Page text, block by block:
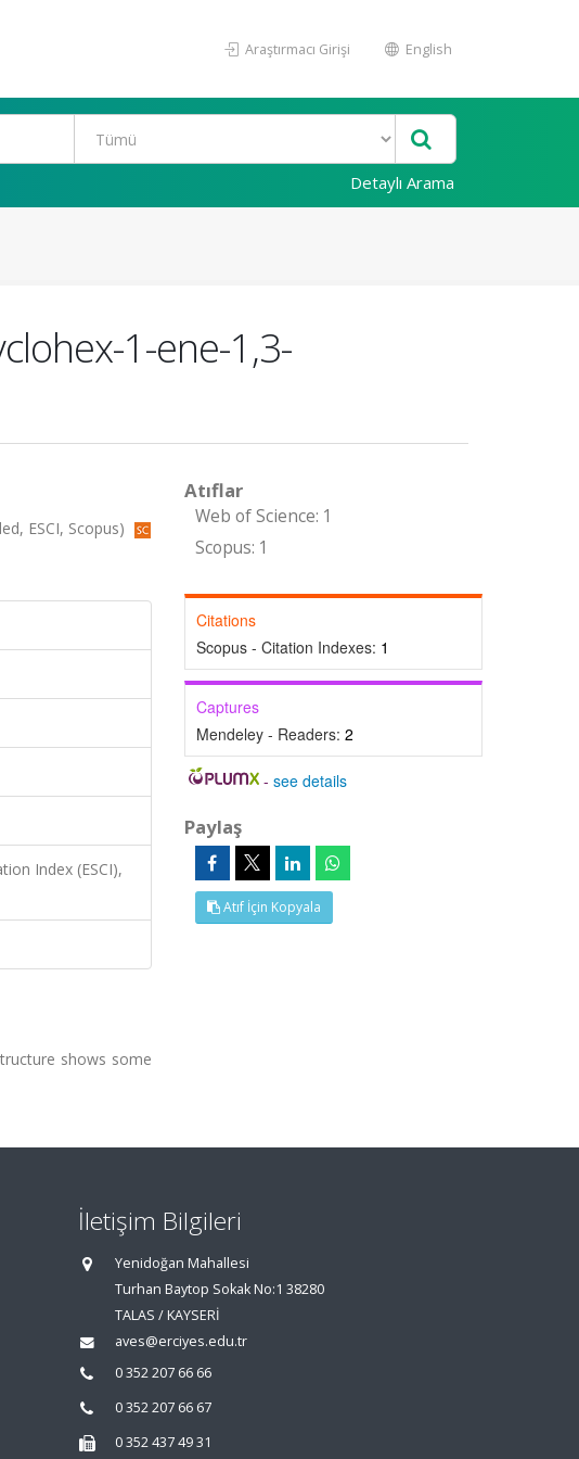
Araştırmacı Girişi English
Detaylı Arama
1-ene-1,3-
ESCI, Scopus)
Index (ESCI),
shows some
Atıflar
Web of Science: 1
Scopus: 1
Citations
Scopus - Citation Indexes: 1
Captures
Mendeley - Readers: 2
-see details
Paylaş
Atıf İçin Kopyala
İletişim Bilgileri
Yenidoğan Mahallesi
Turhan Baytop Sokak No:1 38280
TALAS / KAYSERİ
aves@erciyes.edu.tr
0 352 207 66 66
0 352 207 66 67
0 352 437 49 31